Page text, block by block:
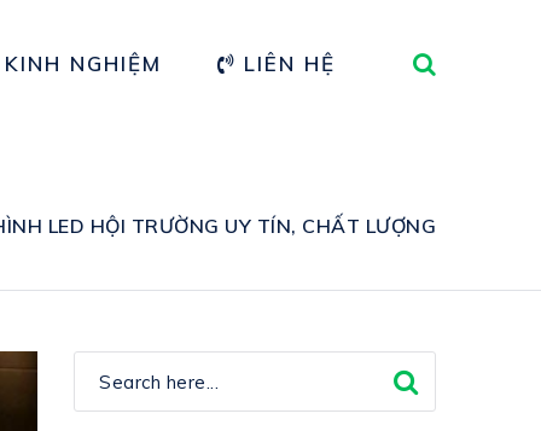
NGHIỆM LIÊN HỆ
LED HỘI TRƯỜNG UY TÍN, CHẤT LƯỢNG